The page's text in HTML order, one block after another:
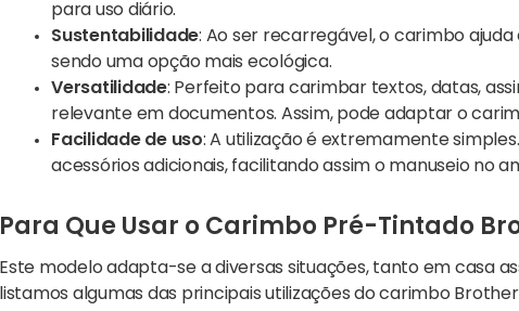
para uso diário.
Sustentabilidade: Ao ser recarregável, o carimbo
sendo uma opção mais ecológica.
Versatilidade: Perfeito para carimbar textos, datas,
relevante em documentos. Assim, pode adaptar o
Facilidade de uso: A utilização é extremamente
acessórios adicionais, facilitando assim o manuseio no
Para Que Usar o Carimbo Pré-Tintado
Este modelo adapta-se a diversas situações, tanto em casa
listamos algumas das principais utilizações do carimbo Brother